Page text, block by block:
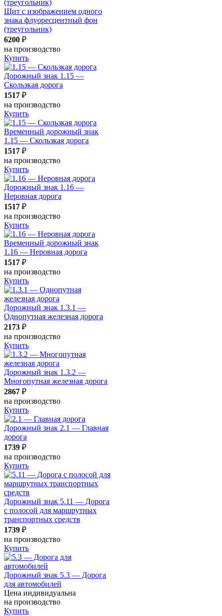
Щит с изображением одного
знака флуоресцентный фон
(треугольник)
6200 ₽
на производство
Купить
Дорожный знак 1.15 —
Скользкая дорога
1517 ₽
на производство
Купить
Временный дорожный знак
1.15 — Скользкая дорога
1517 ₽
на производство
Купить
Дорожный знак 1.16 —
Неровная дорога
1517 ₽
на производство
Купить
Временный дорожный знак
1.16 — Неровная дорога
1517 ₽
на производство
Купить
Дорожный знак 1.3.1 —
Однопутная железная дорога
2173 ₽
на производство
Купить
Дорожный знак 1.3.2 —
Многопутная железная дорога
2867 ₽
на производство
Купить
Дорожный знак 2.1 — Главная
дорога
1739 ₽
на производство
Купить
Дорожный знак 5.11 — Дорога
с полосой для маршрутных
транспортных средств
1739 ₽
на производство
Купить
Дорожный знак 5.3 — Дорога
для автомобилей
Цена индивидуальна
на производство
Купить